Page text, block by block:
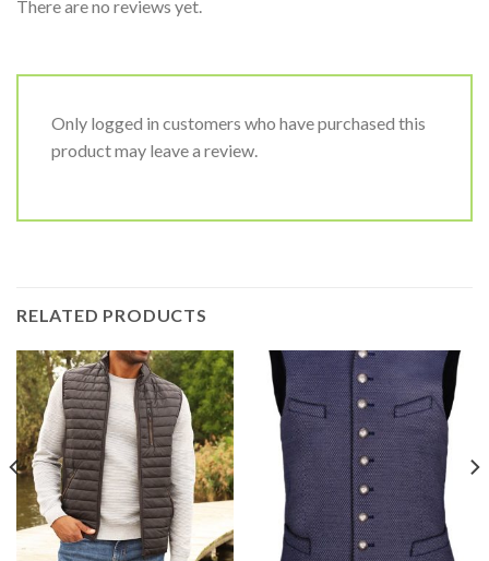
There are no reviews yet.
Only logged in customers who have purchased this
product may leave a review.
RELATED PRODUCTS